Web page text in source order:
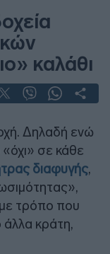
καλάθι
Δηλαδή ενώ
σε κάθε
διαφυγής,
τρόπο που
κράτη,